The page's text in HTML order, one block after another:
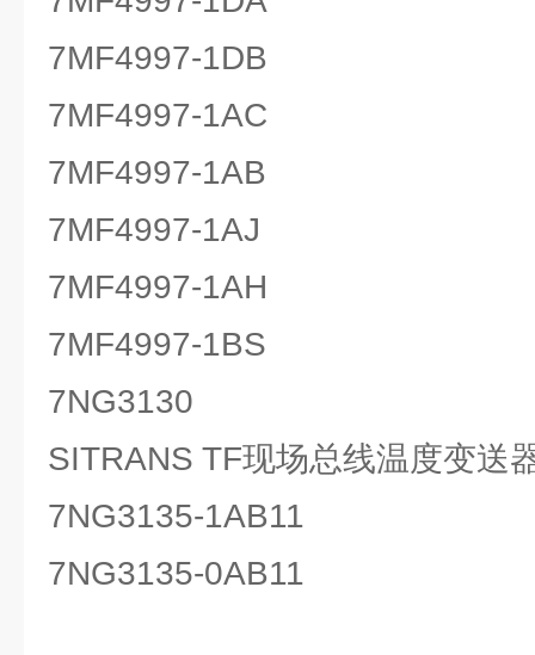
7MF4997-1DB
7MF4997-1AC
7MF4997-1AB
7MF4997-1AJ
7MF4997-1AH
7MF4997-1BS
7NG3130
SITRANS TF现场总线温度变送
7NG3135-1AB11
7NG3135-0AB11